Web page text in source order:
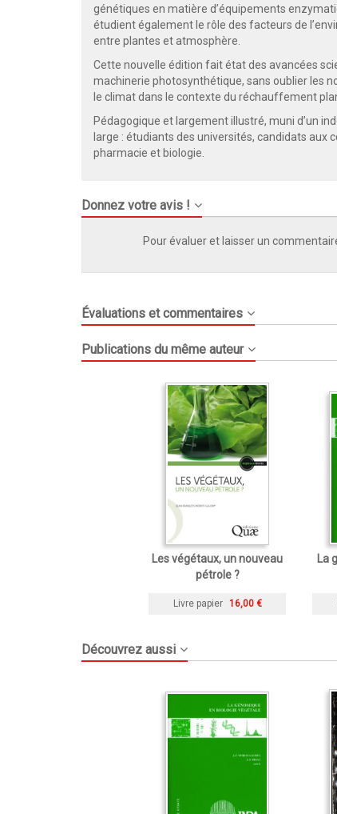
génétiques en matière d’équipements
étudient également le rôle des facteurs de
entre plantes et atmosphère.
Cette nouvelle édition fait état des avancées
machinerie photosynthétique, sans oublier les
le climat dans le contexte du réchauffement
Pédagogique et largement illustré, muni d’un
large : étudiants des universités, candidats aux
pharmacie et biologie.
Donnez votre avis !
Pour évaluer et laisser un
Évaluations et commentaires
Publications du même auteur
Les végétaux, un nouveau
pétrole ?
Livre papier 16,00 €
La
Découvrez aussi